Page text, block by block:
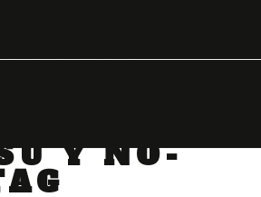
Y NO-